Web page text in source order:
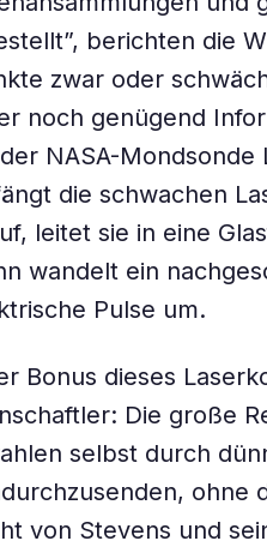
berichten die
zwar oder
noch genügend
NASA-Mondsonde
die schwachen
leitet sie in eine
wandelt ein
Pulse um.
Bonus dieses
Die große
selbst durch
ohne
von Stevens und